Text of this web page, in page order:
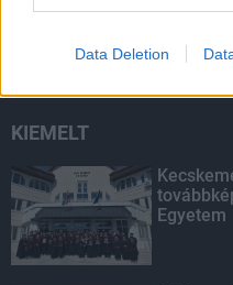
Data Deletion
KIEMELT
Egyetem